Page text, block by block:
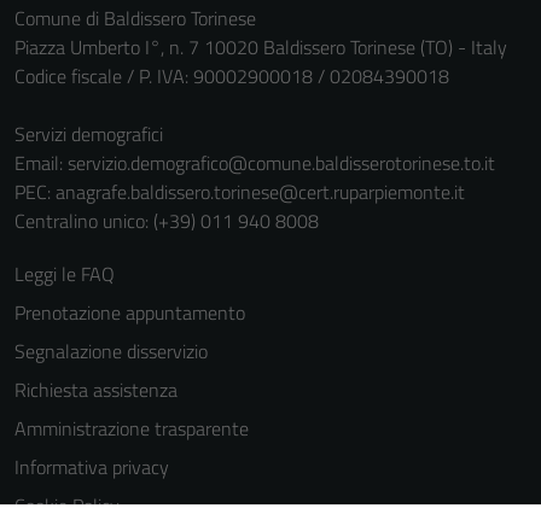
Comune di Baldissero Torinese
Piazza Umberto I°, n. 7 10020 Baldissero Torinese (TO) - Italy
Codice fiscale / P. IVA: 90002900018 / 02084390018
Servizi demografici
Email: servizio.demografico@comune.baldisserotorinese.to.it
PEC: anagrafe.baldissero.torinese@cert.ruparpiemonte.it
Centralino unico: (+39) 011 940 8008
Leggi le FAQ
Prenotazione appuntamento
Segnalazione disservizio
Richiesta assistenza
Amministrazione trasparente
Informativa privacy
Cookie Policy